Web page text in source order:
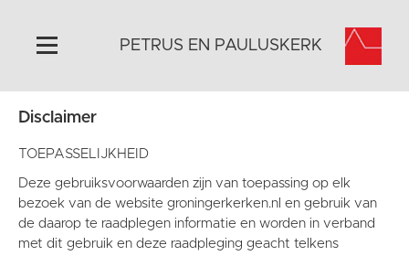
Home
Algemeen
Historie
Omgeving
Activiteiten
PETRUS EN PAULUSKERK
Disclaimer
TOEPASSELIJKHEID
Deze gebruiksvoorwaarden zijn van toepassing op elk
bezoek van de website groningerkerken.nl en gebruik van
de daarop te raadplegen informatie en worden in verband
met dit gebruik en deze raadpleging geacht telkens